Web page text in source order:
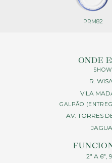
PRM82
ONDE
R.
VILA
GALPÃO
AV. TORRES
2ª A 6ª,